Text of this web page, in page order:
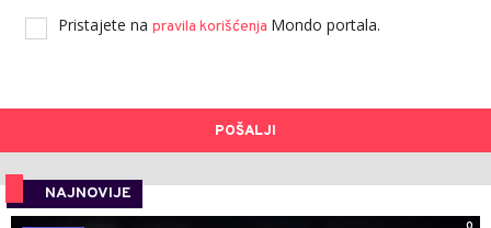
Pristajete na pravila korišćenja Mondo portala.
POŠALJI
NAJNOVIJE